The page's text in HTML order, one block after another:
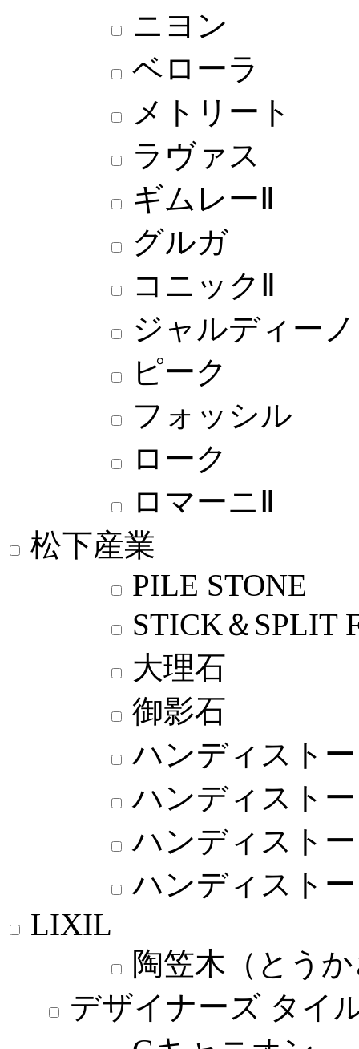
ニヨン
ベローラ
メトリート
ラヴァス
ギムレーⅡ
グルガ
コニックⅡ
ジャルディーノ
ピーク
フォッシル
ローク
ロマーニⅡ
松下産業
PILE STONE
STICK＆SPLIT
大理石
御影石
ハンディスト
ハンディスト
ハンディスト
ハンディスト
LIXIL
陶笠木（とう
デザイナーズ タイ